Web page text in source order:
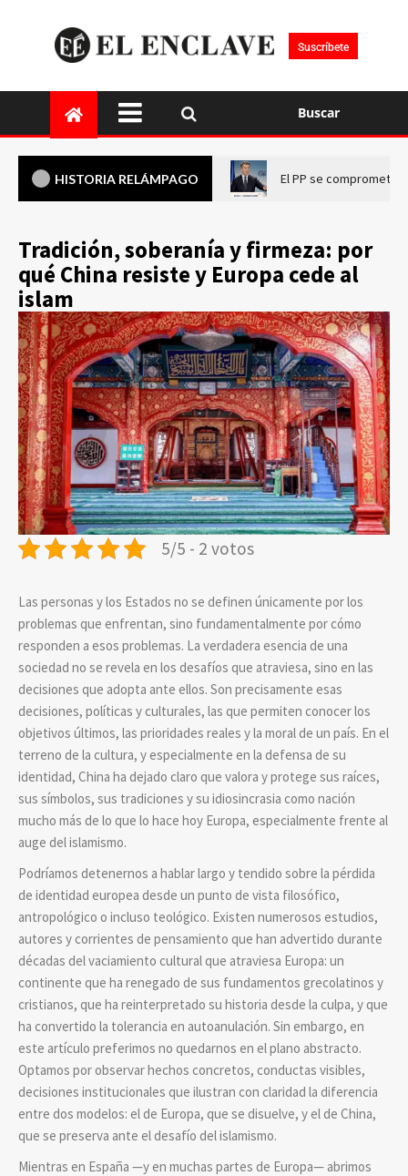
Suscríbete
Buscar
HISTORIA RELÁMPAGO El PP se compromete
Tradición, soberanía y firmeza: por
qué China resiste y Europa cede al
islam
5/5 - 2 votos
Las personas y los Estados no se definen únicamente por los
problemas que enfrentan, sino fundamentalmente por cómo
responden a esos problemas. La verdadera esencia de una
sociedad no se revela en los desafíos que atraviesa, sino en las
decisiones que adopta ante ellos. Son precisamente esas
decisiones, políticas y culturales, las que permiten conocer los
objetivos últimos, las prioridades reales y la moral de un país. En el
terreno de la cultura, y especialmente en la defensa de su
identidad, China ha dejado claro que valora y protege sus raíces,
sus símbolos, sus tradiciones y su idiosincrasia como nación
mucho más de lo que lo hace hoy Europa, especialmente frente al
auge del islamismo.
Podríamos detenernos a hablar largo y tendido sobre la pérdida
de identidad europea desde un punto de vista filosófico,
antropológico o incluso teológico. Existen numerosos estudios,
autores y corrientes de pensamiento que han advertido durante
décadas del vaciamiento cultural que atraviesa Europa: un
continente que ha renegado de sus fundamentos grecolatinos y
cristianos, que ha reinterpretado su historia desde la culpa, y que
ha convertido la tolerancia en autoanulación. Sin embargo, en
este artículo preferimos no quedarnos en el plano abstracto.
Optamos por observar hechos concretos, conductas visibles,
decisiones institucionales que ilustran con claridad la diferencia
entre dos modelos: el de Europa, que se disuelve, y el de China,
que se preserva ante el desafío del islamismo.
Mientras en España —y en muchas partes de Europa— abrimos